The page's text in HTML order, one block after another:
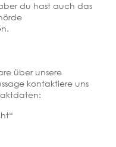
du hast auch das
über unsere
kontaktiere uns